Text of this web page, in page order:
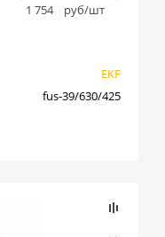
1 754
руб/шт
EKF
fus-39/630/425